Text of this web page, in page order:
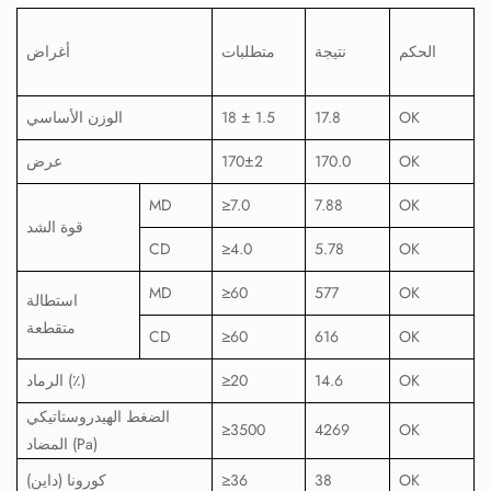
أغراض متطلبات نتيجة الحكم
الوزن الأساسي 18 ± 1.5 17.8
OK
عرض
170±2 170.0 OK
قوة الشد
MD ≥7.0 7.88
OK
CD
≥4.0 5.78 OK
استطالة
متقطعة
MD ≥60 577
OK
CD
≥60 616
OK
الرماد (٪)
≥20 14.6
OK
الضغط الهيدروستاتيكي
المضاد (Pa)
≥3500 4269 OK
كورونا (داين) ≥36 38
OK